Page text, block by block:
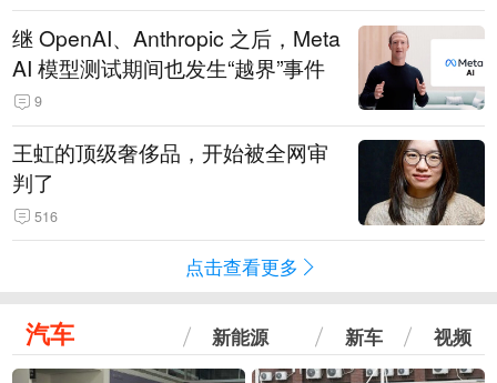
继 OpenAI、Anthropic 之后，Meta
AI 模型测试期间也发生“越界”事件
9
王虹的顶级奢侈品，开始被全网审
判了
516
点击查看更多
汽车 新能源 新车 视频